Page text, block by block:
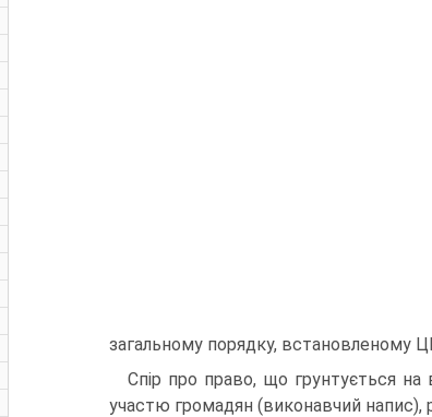
загальному порядку, встановленому
Спір про право, що грунтується на
участю громадян (виконавчий